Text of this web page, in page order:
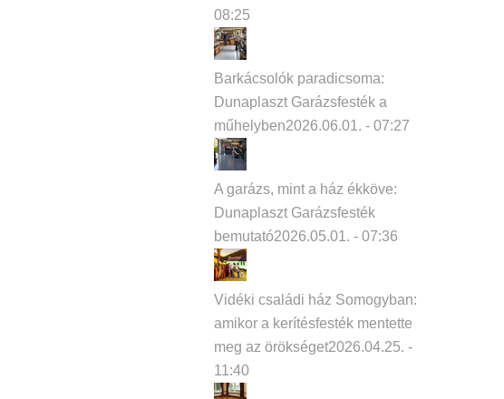
08:25
Barkácsolók paradicsoma:
Dunaplaszt Garázsfesték a
műhelyben2026.06.01. - 07:27
A garázs, mint a ház ékköve:
Dunaplaszt Garázsfesték
bemutató2026.05.01. - 07:36
Vidéki családi ház Somogyban:
amikor a kerítésfesték mentette
meg az örökséget2026.04.25. -
11:40